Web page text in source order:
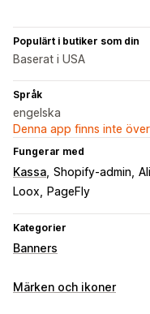
Populärt i butiker som din
Baserat i USA
Språk
engelska
Denna app finns inte
Fungerar med
Kassa Shopify-admin
Loox
PageFly
Kategorier
Banners
Bannertyp
Märken och ikoner